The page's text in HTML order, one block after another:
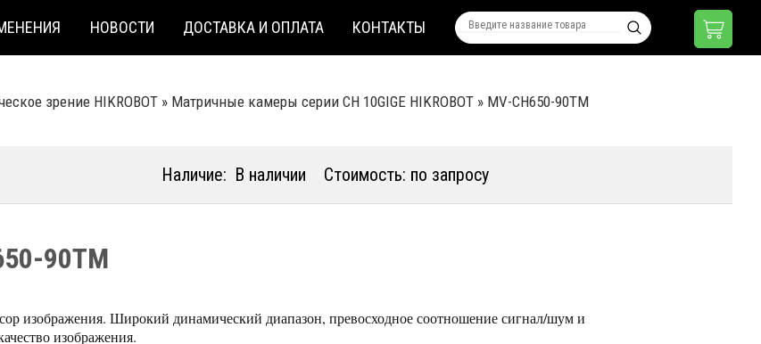
НОВОСТИ ДОСТАВКА И ОПЛАТА КОНТАКТЫ
зрение HIKROBOT » Матричные камеры серии CH 10GIGE HIKROBOT » MV-CH650-90TM
Наличие: В наличии Стоимость: по запросу
90TM
изображения. Широкий динамический диапазон, превосходное соотношение сигнал/шум и
изображения.